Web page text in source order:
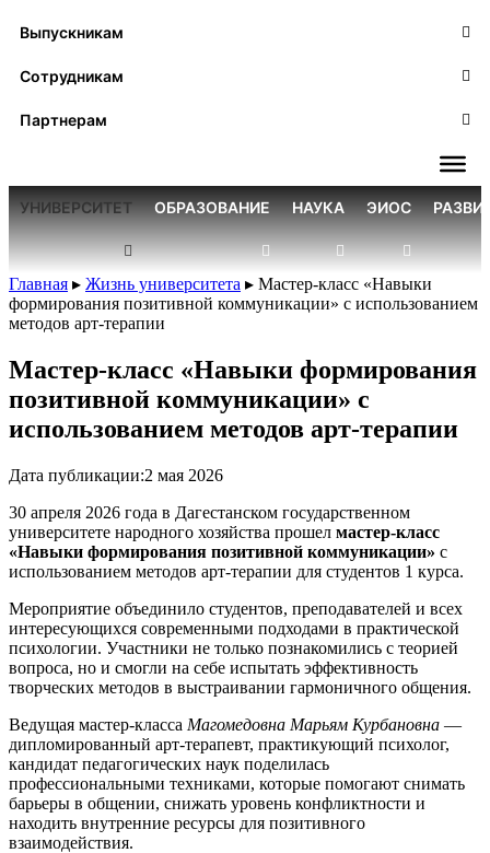
Выпускникам
Сотрудникам
Партнерам
УНИВЕРСИТЕТ ОБРАЗОВАНИЕ НАУКА ЭИОС
Главная ▸ Жизнь университета ▸ Мастер-класс «Навыки
формирования позитивной коммуникации» с использованием
методов арт-терапии
Мастер-класс «Навыки формирования
позитивной коммуникации» с
использованием методов арт-терапии
Дата публикации:2 мая 2026
30 апреля 2026 года в Дагестанском государственном
университете народного хозяйства прошел мастер-класс
«Навыки формирования позитивной коммуникации» с
использованием методов арт-терапии для студентов 1 курса.
Мероприятие объединило студентов, преподавателей и всех
интересующихся современными подходами в практической
психологии. Участники не только познакомились с теорией
вопроса, но и смогли на себе испытать эффективность
творческих методов в выстраивании гармоничного общения.
Ведущая мастер-класса Магомедовна Марьям Курбановна —
дипломированный арт-терапевт, практикующий психолог,
кандидат педагогических наук поделилась
профессиональными техниками, которые помогают снимать
барьеры в общении, снижать уровень конфликтности и
находить внутренние ресурсы для позитивного
взаимодействия.